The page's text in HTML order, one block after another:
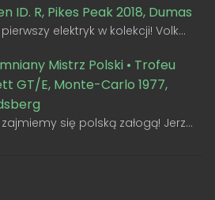
ID. R, Pikes Peak 2018, Dumas
pierwszy elektryk w kolekcji! Volk…
Mistrz Polski • Trofeu
GT/E, Monte-Carlo 1977,
zajmiemy się polską załogą! Jerz…